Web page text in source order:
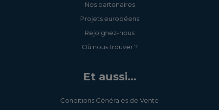
Nos partenaires
Projets européens
Rejoignez-nous
Où nous trouver ?
Et aussi...
Conditions Générales de Vente